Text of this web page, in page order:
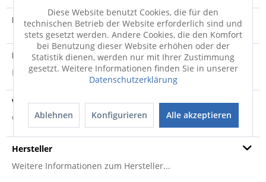
Produktvideo
Produktsicherheit
Produktsicherheit
Versandinfo
Weitere Informationen zum Versand...
Hersteller
Weitere Informationen zum Hersteller...
Diese Website benutzt Cookies, die für den
technischen Betrieb der Website erforderlich sind und
stets gesetzt werden. Andere Cookies, die den Komfort
bei Benutzung dieser Website erhöhen oder der
Statistik dienen, werden nur mit Ihrer Zustimmung
gesetzt. Weitere Informationen finden Sie in unserer
Datenschutzerklärung
Ablehnen Konfigurieren Alle akzeptieren